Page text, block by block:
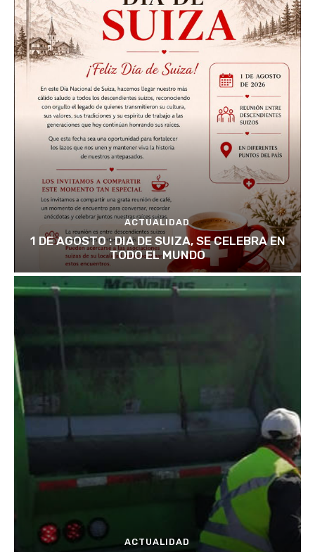
ACTUALIDAD
1 DE AGOSTO : DIA DE SUIZA, SE CELEBRA EN
TODO EL MUNDO
ACTUALIDAD